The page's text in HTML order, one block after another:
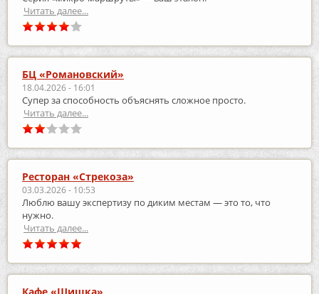
Читать далее...
БЦ «Романовский»
18.04.2026 - 16:01
Супер за способность объяснять сложное просто.
Читать далее...
Ресторан «Стрекоза»
03.03.2026 - 10:53
Люблю вашу экспертизу по диким местам — это то, что
нужно.
Читать далее...